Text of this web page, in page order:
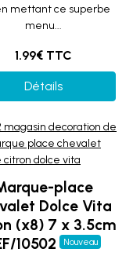
mettant ce superbe
menu...
1.99€ TTC
Détails
place
Dolce Vita
(x8) 7 x 3.5cm
10502
Nouveau